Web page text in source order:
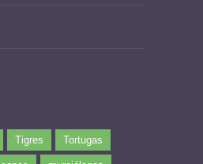
Tigres Tortugas